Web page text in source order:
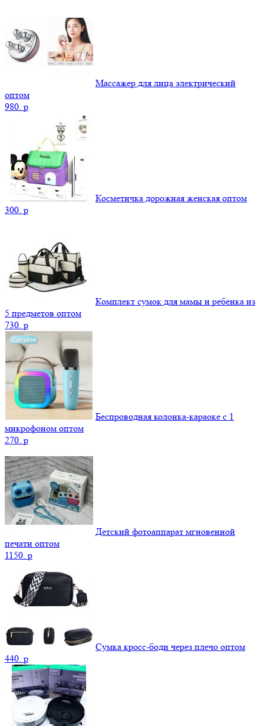
Массажер для лица электрический
оптом
980. p
Косметичка дорожная женская оптом
300. p
Комплект сумок для мамы и ребенка из
5 предметов оптом
730. p
Беспроводная колонка-караоке с 1
микрофоном оптом
270. p
Детский фотоаппарат мгновенной
печати оптом
1150. p
Сумка кросс-боди через плечо оптом
440. p